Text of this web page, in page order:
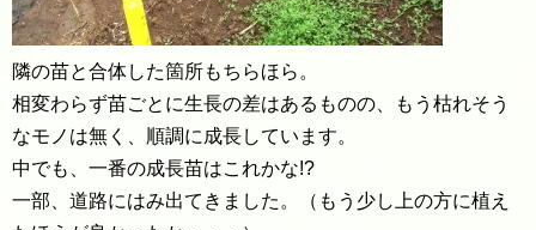
隣の苗と合体した箇所もちらほら。
相変わらず苗ごとに生長の差はあるものの、もう枯れそう
なモノは無く、順調に成長しています。
中でも、一番の成長苗はこれかな!?
一部、道路にはみ出てきました。（もう少し上の方に植え